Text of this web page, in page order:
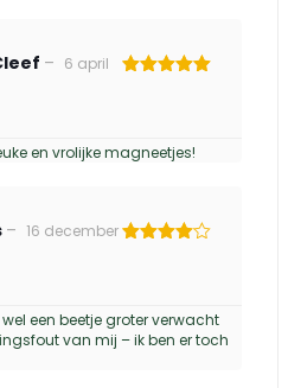
– 6 april
en vrolijke magneetjes!
– 16 december
een beetje groter verwacht
van mij – ik ben er toch